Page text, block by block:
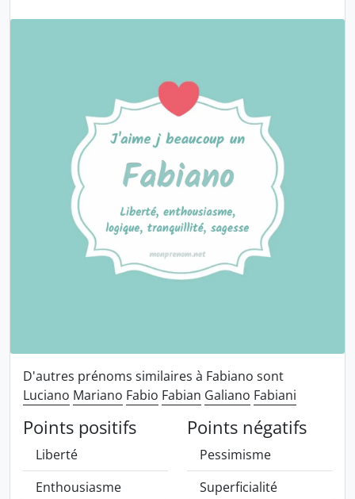
D'autres prénoms similaires à Fabiano sont
Luciano Mariano Fabio Fabian Galiano Fabiani
Points positifs
Liberté
Enthousiasme
Points négatifs
Pessimisme
Superficialité